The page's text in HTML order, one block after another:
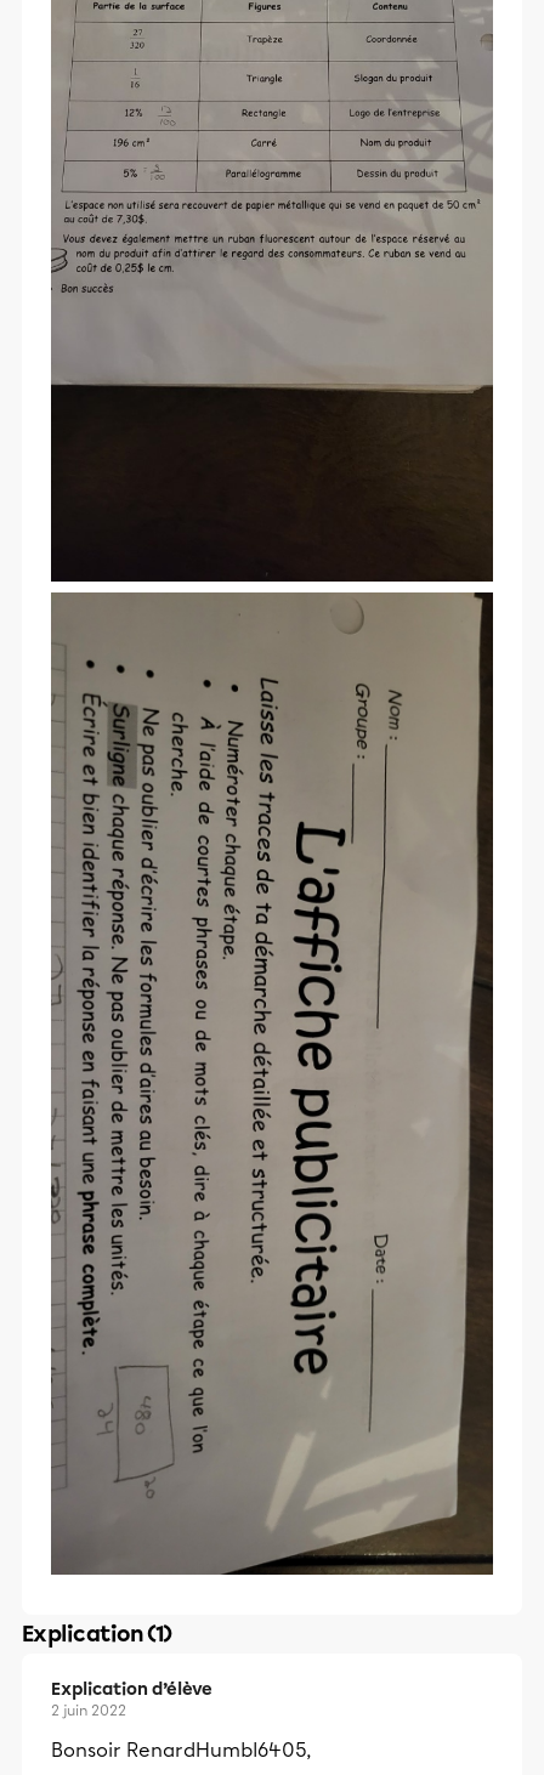
Explication (1)
Explication d’élève
2 juin 2022
Bonsoir RenardHumbl6405,